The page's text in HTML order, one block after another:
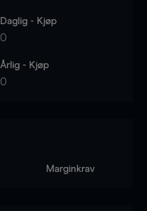
Daglig - Kjøp
0
Årlig - Kjøp
0
Marginkrav